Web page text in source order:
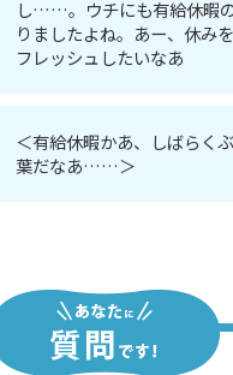
し……。ウチにも有給休暇
りましたよね。あー、休み
フレッシュしたいなあ
＜有給休暇かあ、しばらく
葉だなあ……＞